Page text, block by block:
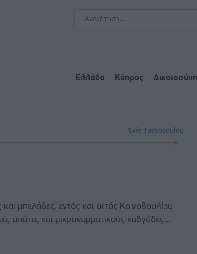
Ελλάδα Κύπρος Δικαιοσύνη
Evie Tassopoulou
μπελάδες, εντός και εκτός Κοινοβουλίου
απάτες και μικροκομματικούς καβγάδες ..